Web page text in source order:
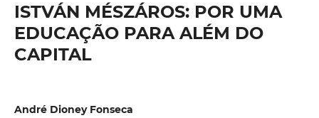
ISTVÁN MÉSZÁROS: POR UMA
EDUCAÇÃO PARA ALÉM DO
CAPITAL
André Dioney Fonseca